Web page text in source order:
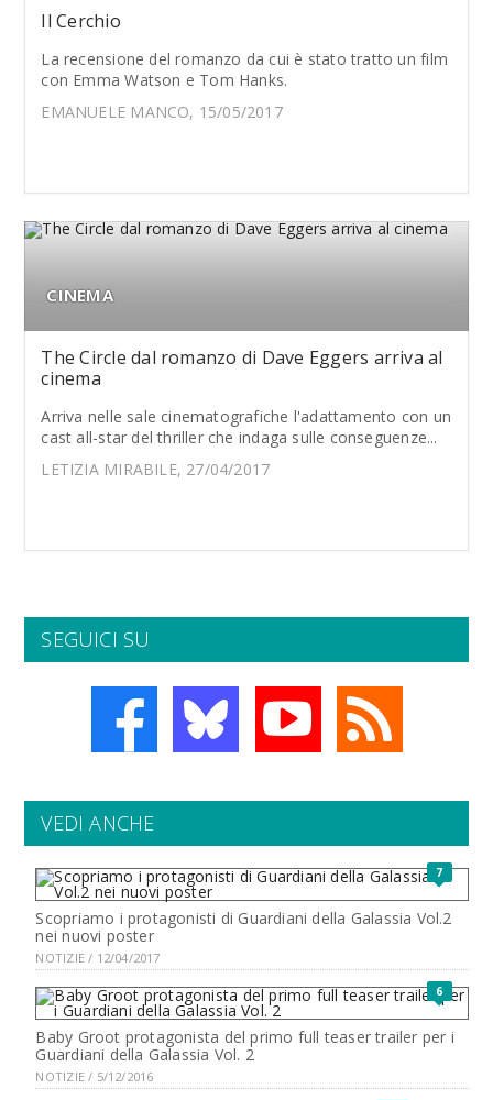
Il Cerchio
La recensione del romanzo da cui è stato tratto un film
con Emma Watson e Tom Hanks.
EMANUELE MANCO, 15/05/2017
CINEMA
The Circle dal romanzo di Dave Eggers arriva al
cinema
Arriva nelle sale cinematografiche l'adattamento con un
cast all-star del thriller che indaga sulle conseguenze...
LETIZIA MIRABILE, 27/04/2017
SEGUICI SU
VEDI ANCHE
7
Scopriamo i protagonisti di Guardiani della Galassia Vol.2
nei nuovi poster
NOTIZIE / 12/04/2017
6
Baby Groot protagonista del primo full teaser trailer per i
Guardiani della Galassia Vol. 2
NOTIZIE / 5/12/2016